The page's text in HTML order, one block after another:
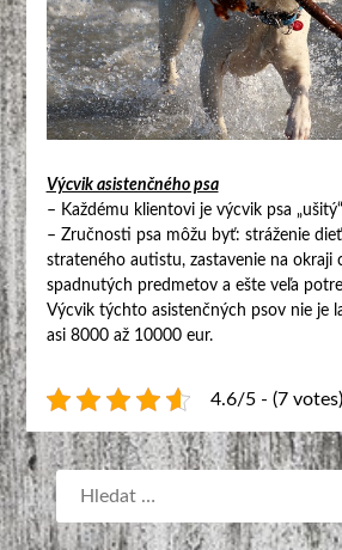
Výcvik asistenčného psa
– Každému klientovi je výcvik psa
– Zručnosti psa môžu byť: stráženie
strateného autistu, zastavenie na okraji
spadnutých predmetov a ešte veľa
Výcvik týchto asistenčných psov nie je
asi 8000 až 10000 eur.
4.6/5 - (7 votes)